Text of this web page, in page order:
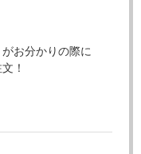
お分かりの際に
！